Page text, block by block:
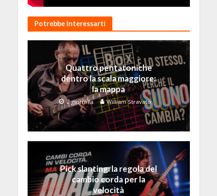
Potrebbe Interessarti
Quattro pentatoniche
dentro la scala maggiore:
la mappa
2 giorni fa William Stravato
Pick slanting: la regola del
cambio corda per la
velocità